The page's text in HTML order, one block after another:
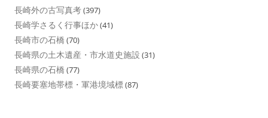
長崎外の古写真考(397)
長崎学さるく行事ほか(41)
長崎市の石橋 (70)
長崎県の土木遺産・市水道史施設 (31)
長崎県の石橋 (77)
長崎要塞地帯標・軍港境域標(87)